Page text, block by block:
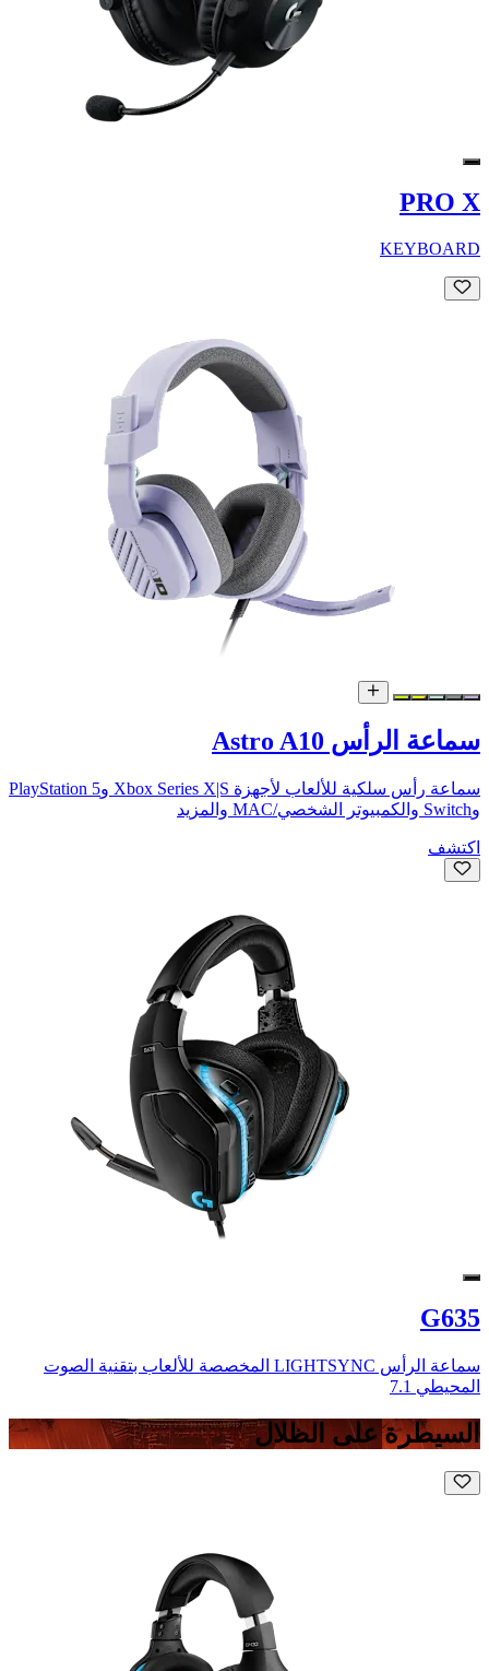
PRO X
KEYBOARD
سماعة الرأس Astro A10
سماعة رأس سلكية للألعاب لأجهزة Xbox Series X|S وPlayStation 5
وSwitch والكمبيوتر الشخصي/MAC والمزيد
اكتشف
G635
سماعة الرأس LIGHTSYNC المخصصة للألعاب بتقنية الصوت
المحيطي 7.1
السيطرة على الظلال